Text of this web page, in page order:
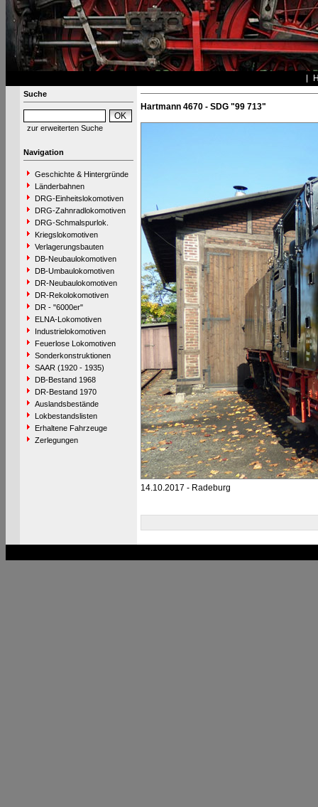
Suche
zur erweiterten Suche
Navigation
Geschichte & Hintergründe
Länderbahnen
DRG-Einheitslokomotiven
DRG-Zahnradlokomotiven
DRG-Schmalspurlok.
Kriegslokomotiven
Verlagerungsbauten
DB-Neubaulokomotiven
DB-Umbaulokomotiven
DR-Neubaulokomotiven
DR-Rekolokomotiven
DR - "6000er"
ELNA-Lokomotiven
Industrielokomotiven
Feuerlose Lokomotiven
Sonderkonstruktionen
SAAR (1920 - 1935)
DB-Bestand 1968
DR-Bestand 1970
Auslandsbestände
Lokbestandslisten
Erhaltene Fahrzeuge
Zerlegungen
Hartmann 4670 - SDG "99 713"
14.10.2017 - Radeburg